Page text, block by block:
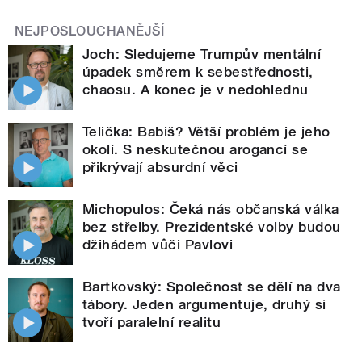
NEJPOSLOUCHANĚJŠÍ
Joch: Sledujeme Trumpův mentální
úpadek směrem k sebestřednosti,
chaosu. A konec je v nedohlednu
Telička: Babiš? Větší problém je jeho
okolí. S neskutečnou arogancí se
přikrývají absurdní věci
Michopulos: Čeká nás občanská válka
bez střelby. Prezidentské volby budou
džihádem vůči Pavlovi
Bartkovský: Společnost se dělí na dva
tábory. Jeden argumentuje, druhý si
tvoří paralelní realitu